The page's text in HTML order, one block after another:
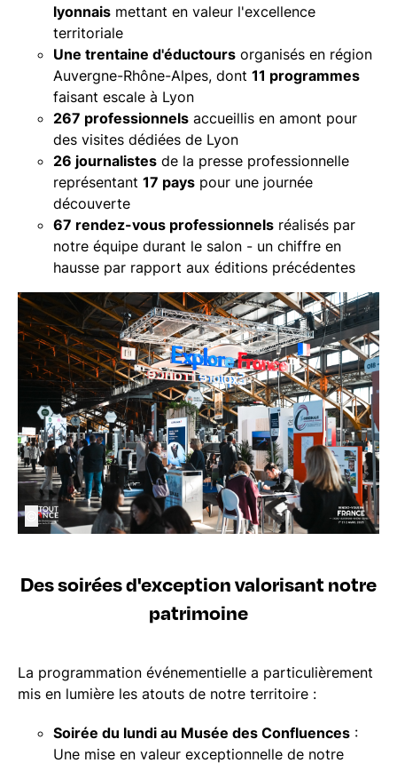
lyonnais mettant en valeur l'excellence
territoriale
Une trentaine d'éductours organisés en région
Auvergne-Rhône-Alpes, dont 11 programmes
faisant escale à Lyon
267 professionnels accueillis en amont pour
des visites dédiées de Lyon
26 journalistes de la presse professionnelle
représentant 17 pays pour une journée
découverte
67 rendez-vous professionnels réalisés par
notre équipe durant le salon - un chiffre en
hausse par rapport aux éditions précédentes
Des soirées d'exception valorisant notre
patrimoine
La programmation événementielle a particulièrement
mis en lumière les atouts de notre territoire :
Soirée du lundi au Musée des Confluences :
Une mise en valeur exceptionnelle de notre